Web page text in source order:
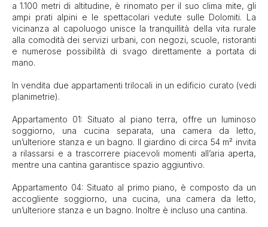
a 1.100 metri di altitudine, è rinomato per il suo clima mite, gli
ampi prati alpini e le spettacolari vedute sulle Dolomiti. La
vicinanza al capoluogo unisce la tranquillità della vita rurale
alla comodità dei servizi urbani, con negozi, scuole, ristoranti
e numerose possibilità di svago direttamente a portata di
mano.
In vendita due appartamenti trilocali in un edificio curato (vedi
planimetrie).
Appartamento 01: Situato al piano terra, offre un luminoso
soggiorno, una cucina separata, una camera da letto,
un’ulteriore stanza e un bagno. Il giardino di circa 54 m² invita
a rilassarsi e a trascorrere piacevoli momenti all’aria aperta,
mentre una cantina garantisce spazio aggiuntivo.
Appartamento 04: Situato al primo piano, è composto da un
accogliente soggiorno, una cucina, una camera da letto,
un’ulteriore stanza e un bagno. Inoltre è incluso una cantina.